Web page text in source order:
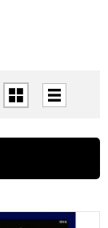
切替
ト】【贈りもの
の贈り物 HMK